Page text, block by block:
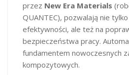
przez New Era Materials
QUANTEC), pozwalają nie
efektywności, ale też na
bezpieczeństwa pracy.
fundamentem nowoczesnych
kompozytowych.